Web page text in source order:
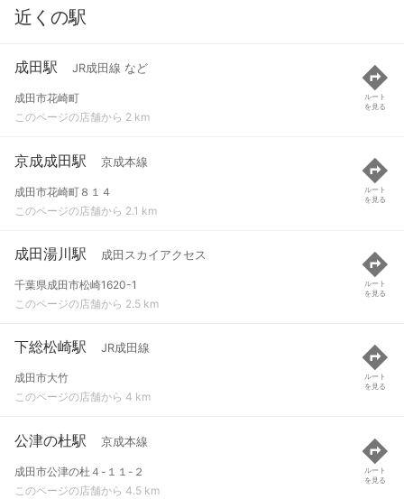
近くの駅
成田駅 JR成田線 など
成田市花崎町
このページの店舗から 2 km
ルート
を見る
京成成田駅 京成本線
成田市花崎町８１４
このページの店舗から 2.1 km
ルート
を見る
成田湯川駅 成田スカイアクセス
千葉県成田市松崎1620-1
このページの店舗から 2.5 km
ルート
を見る
下総松崎駅 JR成田線
成田市大竹
このページの店舗から 4 km
ルート
を見る
公津の杜駅 京成本線
成田市公津の杜４-１１-２
このページの店舗から 4.5 km
ルート
を見る